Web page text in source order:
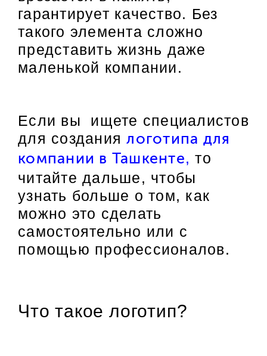
гарантирует качество. Без
такого элемента сложно
представить жизнь даже
маленькой компании.
Если вы ищете специалистов
для созданиялоготипа для
компании в Ташкенте, то
читайте дальше, чтобы
узнать больше о том, как
можно это сделать
самостоятельно или с
помощью профессионалов.
Что такое логотип?